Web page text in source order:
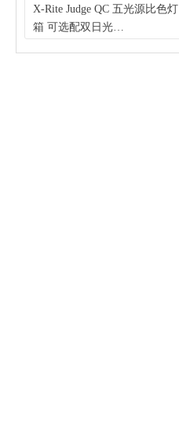
X-Rite Judge QC 五光源比色灯
箱 可选配双日光